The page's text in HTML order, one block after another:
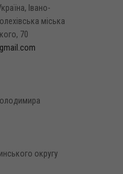
Івано-
міська
70
округу